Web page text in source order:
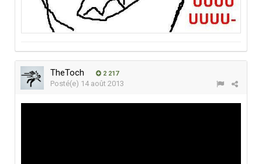
TheToch 2 217
Posté(e) 14 août 2013